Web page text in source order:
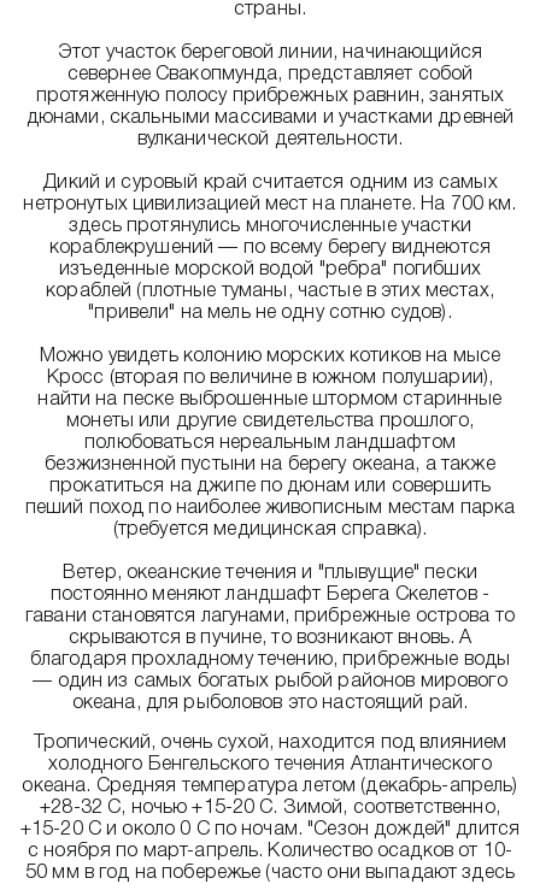
страны.
Этот участок береговой линии, начинающийся
севернее Свакопмунда, представляет собой
протяженную полосу прибрежных равнин, занятых
дюнами, скальными массивами и участками древней
вулканической деятельности.
Дикий и суровый край считается одним из самых
нетронутых цивилизацией мест на планете. На 700 км.
здесь протянулись многочисленные участки
кораблекрушений — по всему берегу виднеются
изъеденные морской водой "ребра" погибших
кораблей (плотные туманы, частые в этих местах,
"привели" на мель не одну сотню судов).
Можно увидеть колонию морских котиков на мысе
Кросс (вторая по величине в южном полушарии),
найти на песке выброшенные штормом старинные
монеты или другие свидетельства прошлого,
полюбоваться нереальным ландшафтом
безжизненной пустыни на берегу океана, а также
прокатиться на джипе по дюнам или совершить
пеший поход по наиболее живописным местам парка
(требуется медицинская справка).
Ветер, океанские течения и "плывущие" пески
постоянно меняют ландшафт Берега Скелетов -
гавани становятся лагунами, прибрежные острова то
скрываются в пучине, то возникают вновь. А
благодаря прохладному течению, прибрежные воды
— один из самых богатых рыбой районов мирового
океана, для рыболовов это настоящий рай.
Тропический, очень сухой, находится под влиянием
холодного Бенгельского течения Атлантического
океана. Средняя температура летом (декабрь-апрель)
+28-32 C, ночью +15-20 C. Зимой, соответственно,
+15-20 C и около 0 C по ночам. "Сезон дождей" длится
с ноября по март-апрель. Количество осадков от 10-
50 мм в год на побережье (часто они выпадают здесь